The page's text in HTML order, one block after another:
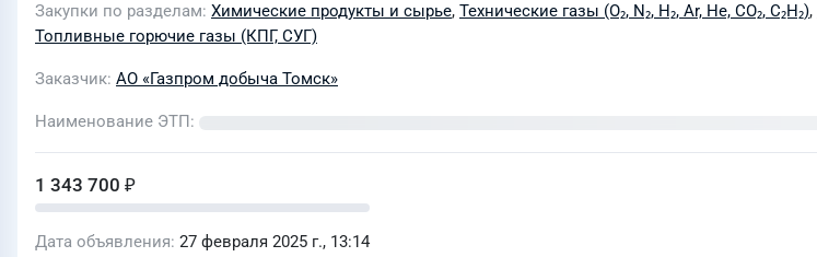
Закупки по разделам Химические продукты и сырье, Технические газы (O₂, N₂, H₂, Ar, He, CO₂, C₂H₂),
Топливные горючие газы (КПГ, СУГ)
Заказчик АО «Газпром добыча Томск»
Наименование ЭТП
1 343 700 ₽
Дата объявления 27 февраля 2025 г., 13:14